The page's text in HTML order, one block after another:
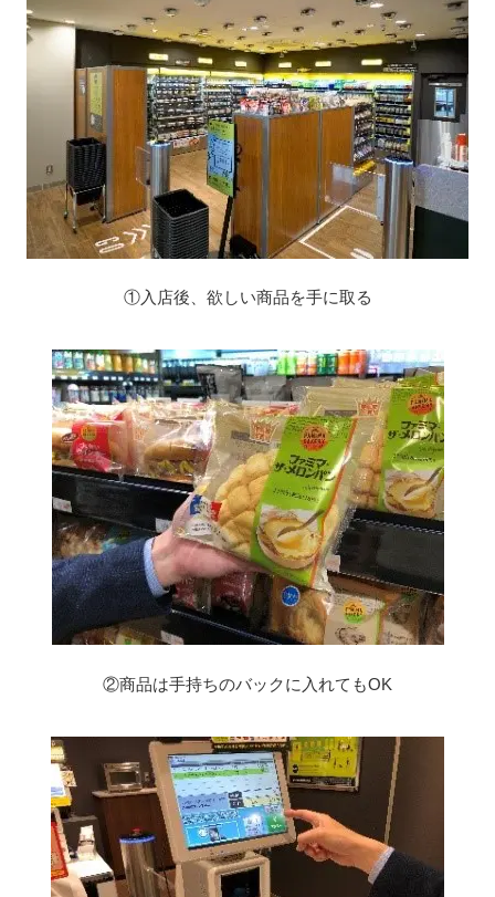
①入店後、欲しい商品を手に取る
②商品は手持ちのバックに入れてもOK